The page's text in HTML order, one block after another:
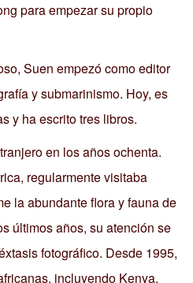
para empezar su propio
Suen empezó como editor
y submarinismo. Hoy, es
y ha escrito tres libros.
en los años ochenta.
regularmente visitaba
la abundante flora y fauna de
últimos años, su atención se
fotográfico. Desde 1995,
incluyendo Kenya,